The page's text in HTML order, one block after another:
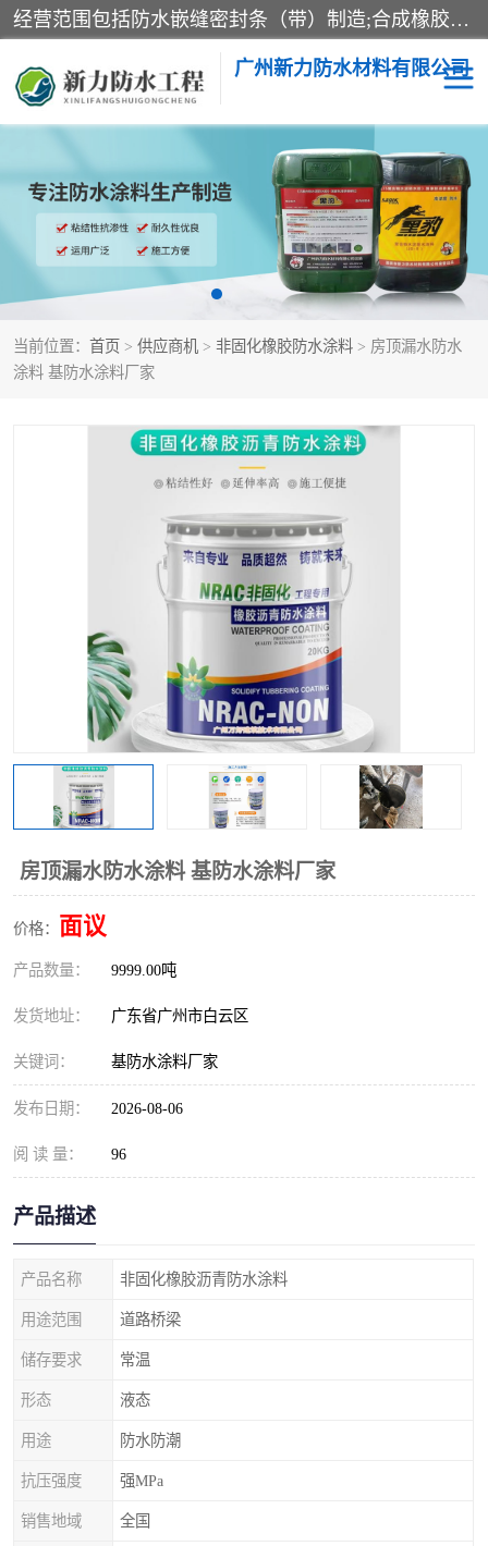
经营范围包括防水嵌缝密封条（带）制造;合成橡胶制造（监控化学品、危险化学品除外）;沥青混合物制造;防水胶粘带制造;其他合成材料制造（监控化学品、危险化学品除外）;涂料制造（监控化学品、危险化学品除外）;建筑结构防水补漏;防水建筑材料制造;粘合剂制造（监控化学品、危险化学品除外）;涂料零售;广州新力防水材料有限公司具有1处分支机构。
广州新力防水材料有限公司
当前位置： 首页 > 供应商机 > 非固化橡胶防水涂料 > 房顶漏水防水
涂料 基防水涂料厂家
房顶漏水防水涂料 基防水涂料厂家
价格： 面议
产品数量： 9999.00吨
发货地址： 广东省广州市白云区
关键词： 基防水涂料厂家
发布日期： 2026-08-06
阅 读 量： 96
产品描述
产品名称 非固化橡胶沥青防水涂料
用途范围 道路桥梁
储存要求 常温
形态 液态
用途 防水防潮
抗压强度 强MPa
销售地域 全国
黑豹防水胶 建筑108胶水
乳化沥青防水涂料 自粘卷材
非固化橡胶防水涂料